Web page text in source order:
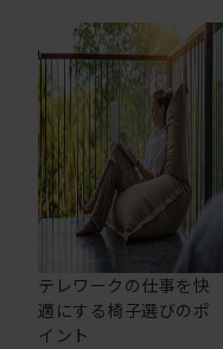
テレワークの仕事を快
適にする椅子選びのポ
イント